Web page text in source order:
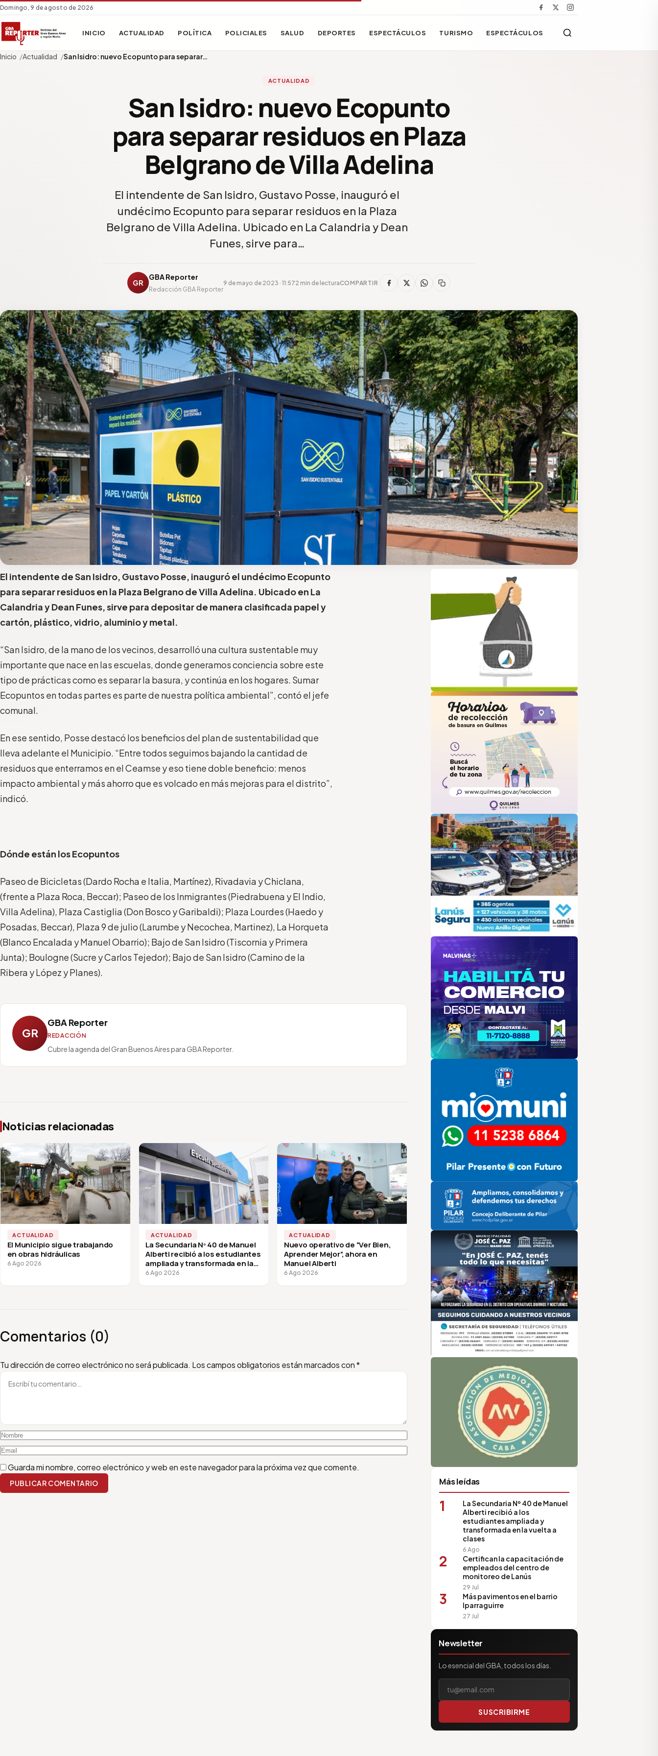
Domingo, 9 de agosto de 2026
INICIO ACTUALIDAD POLÍTICA POLICIALES SALUD DEPORTES ESPECTÁCULOS TURISMO ESPECTÁCULOS
Inicio Actualidad San Isidro: nuevo Ecopunto para separar…
ACTUALIDAD
San Isidro: nuevo Ecopunto
para separar residuos en Plaza
Belgrano de Villa Adelina
El intendente de San Isidro, Gustavo Posse, inauguró el
undécimo Ecopunto para separar residuos en la Plaza
Belgrano de Villa Adelina. Ubicado en La Calandria y Dean
Funes, sirve para…
GR
GBA Reporter
Redacción GBA Reporter
9 de mayo de 2023 · 11:572 min de lecturaCOMPARTIR
El intendente de San Isidro, Gustavo Posse, inauguró el undécimo Ecopunto
para separar residuos en la Plaza Belgrano de Villa Adelina. Ubicado en La
Calandria y Dean Funes, sirve para depositar de manera clasificada papel y
cartón, plástico, vidrio, aluminio y metal.
“San Isidro, de la mano de los vecinos, desarrolló una cultura sustentable muy
importante que nace en las escuelas, donde generamos conciencia sobre este
tipo de prácticas como es separar la basura, y continúa en los hogares. Sumar
Ecopuntos en todas partes es parte de nuestra política ambiental”, contó el jefe
comunal.
En ese sentido, Posse destacó los beneficios del plan de sustentabilidad que
lleva adelante el Municipio. “Entre todos seguimos bajando la cantidad de
residuos que enterramos en el Ceamse y eso tiene doble beneficio: menos
impacto ambiental y más ahorro que es volcado en más mejoras para el distrito”,
indicó.
Dónde están los Ecopuntos
Paseo de Bicicletas (Dardo Rocha e Italia, Martínez), Rivadavia y Chiclana,
(frente a Plaza Roca, Beccar); Paseo de los Inmigrantes (Piedrabuena y El Indio,
Villa Adelina), Plaza Castiglia (Don Bosco y Garibaldi); Plaza Lourdes (Haedo y
Posadas, Beccar), Plaza 9 de julio (Larumbe y Necochea, Martinez), La Horqueta
(Blanco Encalada y Manuel Obarrio); Bajo de San Isidro (Tiscornia y Primera
Junta); Boulogne (Sucre y Carlos Tejedor); Bajo de San Isidro (Camino de la
Ribera y López y Planes).
GR
GBA Reporter
REDACCIÓN
Cubre la agenda del Gran Buenos Aires para GBA Reporter.
Noticias relacionadas
ACTUALIDAD
El Municipio sigue trabajando
en obras hidráulicas
6 Ago 2026
ACTUALIDAD
La Secundaria Nº 40 de Manuel
Alberti recibió a los estudiantes
ampliada y transformada en la
vuelta a clases
6 Ago 2026
ACTUALIDAD
Nuevo operativo de “Ver Bien,
Aprender Mejor”, ahora en
Manuel Alberti
6 Ago 2026
Comentarios (0)
Tu dirección de correo electrónico no será publicada. Los campos obligatorios están marcados con*
Escribí tu comentario
Nombre
Email
Guarda mi nombre, correo electrónico y web en este navegador para la próxima vez que comente.
PUBLICAR COMENTARIO
quilmes
LANUS
malvinas
Pilar
Pilar HCD
Asociación de Medios Vecinales
Más leídas
1
La Secundaria Nº 40 de Manuel
Alberti recibió a los
estudiantes ampliada y
transformada en la vuelta a
clases
6 Ago
2
Certifican la capacitación de
empleados del centro de
monitoreo de Lanús
29 Jul
3
Más pavimentos en el barrio
Iparraguirre
27 Jul
Newsletter
Lo esencial del GBA, todos los días.
Tu correo electrónico
SUSCRIBIRME